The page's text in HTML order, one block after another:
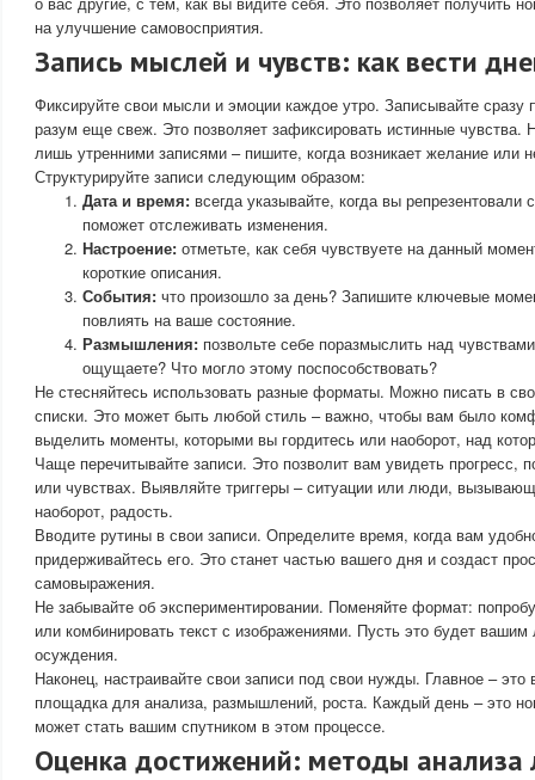
на улучшение самовосприятия.
Запись мыслей и чувств: как вести
Фиксируйте свои мысли и эмоции каждое утро. Записывайте сразу
разум еще свеж. Это позволяет зафиксировать истинные чувства.
лишь утренними записями – пишите, когда возникает желание или
Структурируйте записи следующим образом:
Дата и время: всегда указывайте, когда вы репрезентовали
поможет отслеживать изменения.
Настроение: отметьте, как себя чувствуете на данный
короткие описания.
События: что произошло за день? Запишите ключевые
повлиять на ваше состояние.
Размышления: позвольте себе поразмыслить над
ощущаете? Что могло этому поспособствовать?
Не стесняйтесь использовать разные форматы. Можно писать в
списки. Это может быть любой стиль – важно, чтобы вам было
выделить моменты, которыми вы гордитесь или наоборот, над
Чаще перечитывайте записи. Это позволит вам увидеть прогресс,
или чувствах. Выявляйте триггеры – ситуации или люди,
наоборот, радость.
Вводите рутины в свои записи. Определите время, когда вам
придерживайтесь его. Это станет частью вашего дня и создаст
самовыражения.
Не забывайте об экспериментировании. Поменяйте формат:
или комбинировать текст с изображениями. Пусть это будет
осуждения.
Наконец, настраивайте свои записи под свои нужды. Главное –
площадка для анализа, размышлений, роста. Каждый день – это
может стать вашим спутником в этом процессе.
Оценка достижений: методы анализа